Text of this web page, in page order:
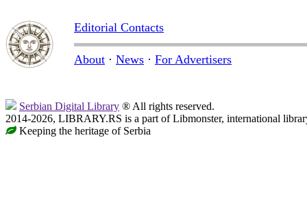
Editorial Contacts
About · News · For Advertisers
Serbian Digital Library ® All rights reserved.
2014-2026, LIBRARY.RS is a part of Libmonster, international
Keeping the heritage of Serbia